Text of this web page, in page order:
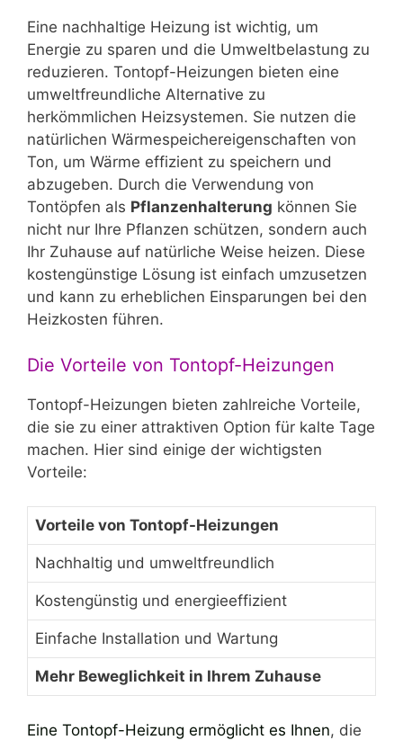
Eine nachhaltige Heizung ist wichtig, um
Energie zu sparen und die Umweltbelastung zu
reduzieren. Tontopf-Heizungen bieten eine
umweltfreundliche Alternative zu
herkömmlichen Heizsystemen. Sie nutzen die
natürlichen Wärmespeichereigenschaften von
Ton, um Wärme effizient zu speichern und
abzugeben. Durch die Verwendung von
Tontöpfen als Pflanzenhalterung können Sie
nicht nur Ihre Pflanzen schützen, sondern auch
Ihr Zuhause auf natürliche Weise heizen. Diese
kostengünstige Lösung ist einfach umzusetzen
und kann zu erheblichen Einsparungen bei den
Heizkosten führen.
Die Vorteile von Tontopf-Heizungen
Tontopf-Heizungen bieten zahlreiche Vorteile,
die sie zu einer attraktiven Option für kalte Tage
machen. Hier sind einige der wichtigsten
Vorteile:
Vorteile von Tontopf-Heizungen
Nachhaltig und umweltfreundlich
Kostengünstig und energieeffizient
Einfache Installation und Wartung
Mehr Beweglichkeit in Ihrem Zuhause
Eine Tontopf-Heizung ermöglicht es Ihnen, die